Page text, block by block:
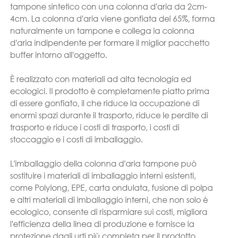
tampone sintetico con una colonna d'aria da 2cm-
4cm. La colonna d'aria viene gonfiata del 65%, forma
naturalmente un tampone e collega la colonna
d'aria indipendente per formare il miglior pacchetto
buffer intorno all'oggetto.
È realizzato con materiali ad alta tecnologia ed
ecologici. Il prodotto è completamente piatto prima
di essere gonfiato, il che riduce la occupazione di
enormi spazi durante il trasporto, riduce le perdite di
trasporto e riduce i costi di trasporto, i costi di
stoccaggio e i costi di imballaggio.
L'imballaggio della colonna d'aria tampone può
sostituire i materiali di imballaggio interni esistenti,
come Polylong, EPE, carta ondulata, fusione di polpa
e altri materiali di imballaggio interni, che non solo è
ecologico, consente di risparmiare sui costi, migliora
l'efficienza della linea di produzione e fornisce la
protezione dagli urti più completa per il prodotto.